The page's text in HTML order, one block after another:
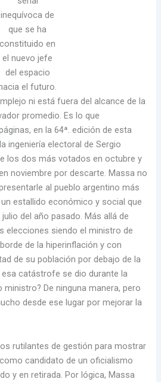
inequívoca de
que se ha
constituido en
el nuevo jefe
del espacio
el futuro.
ni está fuera del alcance de la
promedio. Es lo que
en la 64ª. edición de esta
ingeniería electoral de Sergio
los dos más votados en octubre y
noviembre por descarte. Massa no
al pueblo argentino más
estallido económico y social que
del año pasado. Más allá de
elecciones siendo el ministro de
de la hiperinflación y con
de su población por debajo de la
esa catástrofe se dio durante la
De ninguna manera, pero
desde ese lugar por mejorar la
rutilantes de gestión para mostrar
candidato de un oficialismo
y en retirada. Por lógica, Massa